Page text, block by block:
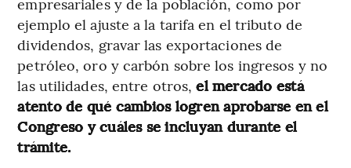
ejemplo el ajuste a la tarifa en el tributo de
dividendos, gravar las exportaciones de
petróleo, oro y carbón sobre los ingresos y no
las utilidades, entre otros,el mercado está
atento de qué cambios logren aprobarse en el
Congreso y cuáles se incluyan durante el
trámite.